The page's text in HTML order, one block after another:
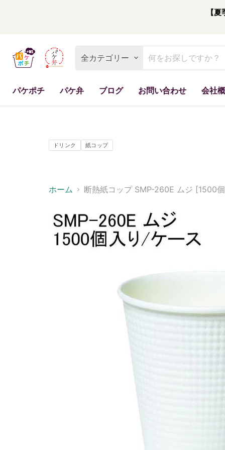
【
全カテゴリー
パケポチ パケ弁 ブログ お問い合わせ 会社
ドリンク 紙コップ
ホーム 断熱紙コップ SMP-260E ムジ [1500